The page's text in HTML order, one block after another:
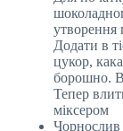
утворення
Додати в
цукор,
борошно.
Тепер
міксером
Чорнослив